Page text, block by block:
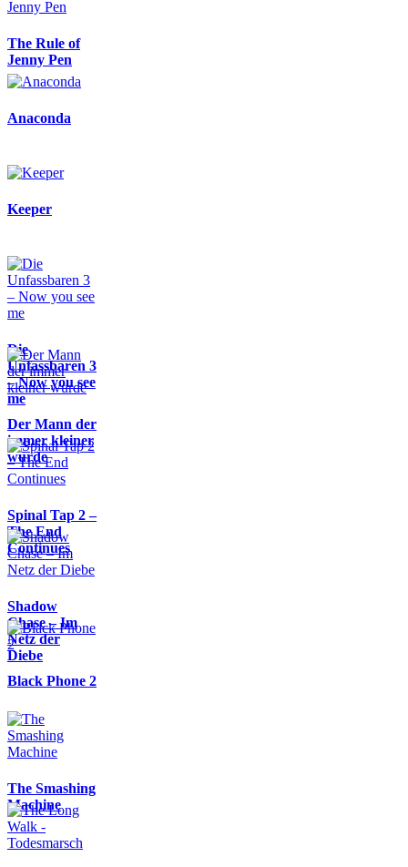
The Rule of
Jenny Pen
Anaconda
Keeper
Die
Unfassbaren 3
– Now you see
me
Der Mann der
immer kleiner
wurde
Spinal Tap 2 –
The End
Continues
Shadow
Chase – Im
Netz der
Diebe
Black Phone 2
The Smashing
Machine